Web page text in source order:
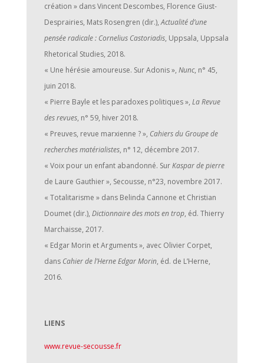
création » dans Vincent Descombes, Florence Giust-
Desprairies, Mats Rosengren (dir.),Actualité d’une
pensée radicale : Cornelius Castoriadis, Uppsala, Uppsala
Rhetorical Studies, 2018.
« Une hérésie amoureuse. Sur Adonis », Nunc, n° 45,
juin 2018.
« Pierre Bayle et les paradoxes politiques », La Revue
des revues, n° 59, hiver 2018.
« Preuves, revue marxienne ? », Cahiers du Groupe de
recherches matérialistes, n° 12, décembre 2017.
« Voix pour un enfant abandonné. SurKaspar de pierre
de Laure Gauthier », Secousse, n°23, novembre 2017.
« Totalitarisme » dans Belinda Cannone et Christian
Doumet (dir.), Dictionnaire des mots en trop, éd. Thierry
Marchaisse, 2017.
« Edgar Morin et Arguments », avec Olivier Corpet,
dans Cahier de l’Herne Edgar Morin, éd. de L’Herne,
2016.
LIENS
www.revue-secousse.fr